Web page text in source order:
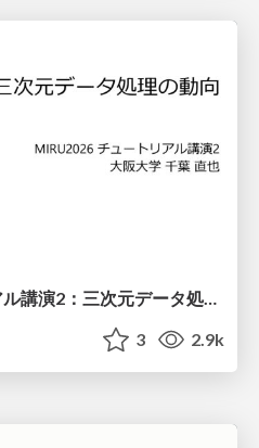
MIRU2026 チュートリアル講演2：三次元データ処理の動向
3 2.9k